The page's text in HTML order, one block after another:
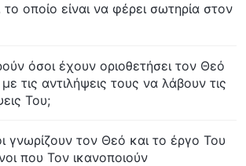
οποίο είναι να φέρει σωτηρία στον
όσοι έχουν οριοθετήσει τον Θεό
τις αντιλήψεις τους να λάβουν τις
Του;
γνωρίζουν τον Θεό και το έργο Του
που Τον ικανοποιούν